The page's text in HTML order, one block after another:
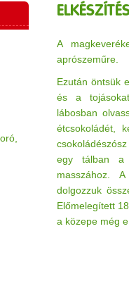
A
aprószeműre.
Ezután öntsük
és a tojásokat
lábosban
étcsokoládét,
egy tálban a
masszához.
dolgozzuk
Előmelegített
a közepe még